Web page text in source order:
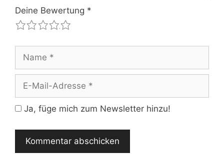
Deine Bewertung *
4
3
2
1
Name
Adresse
Ja, füge mich zum Newsletter hinzu!